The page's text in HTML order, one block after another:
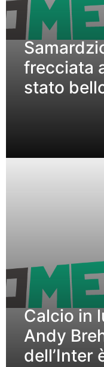
frecciata
stato
Calcio in
Andy
dell’Inter